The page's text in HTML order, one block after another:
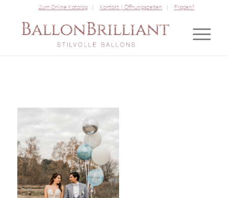
Zum Online Katalog Kontakt | Öffnungszeiten Fragen?